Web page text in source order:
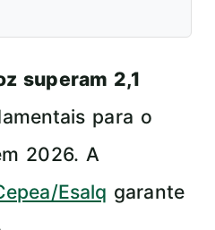
superam 2,1
para o
2026. A
Esalq garante